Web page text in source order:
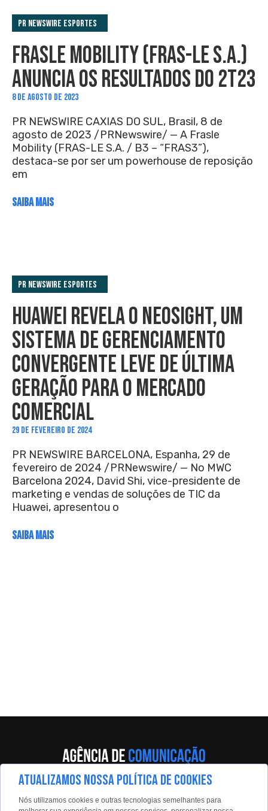
PR Newswire Esportes
FRASLE MOBILITY (FRAS-LE S.A.)
ANUNCIA OS RESULTADOS DO 2T23
8 DE AGOSTO DE 2023
PR NEWSWIRE CAXIAS DO SUL, Brasil, 8 de
agosto de 2023 /PRNewswire/ — A Frasle
Mobility (FRAS-LE S.A. / B3 – “FRAS3”),
destaca-se por ser um powerhouse de reposição
em
SAIBA MAIS
PR Newswire Esportes
HUAWEI REVELA O NEOSIGHT, UM
SISTEMA DE GERENCIAMENTO
CONVERGENTE LEVE DE ÚLTIMA
GERAÇÃO PARA O MERCADO
COMERCIAL
29 DE FEVEREIRO DE 2024
PR NEWSWIRE BARCELONA, Espanha, 29 de
fevereiro de 2024 /PRNewswire/ — No MWC
Barcelona 2024, David Shi, vice-presidente de
marketing e vendas de soluções de TIC da
Huawei, apresentou o
SAIBA MAIS
Av. Eng. Caetano Álvares, 55 - 5º andar
Limão, São Paulo, 02598-900
ATUALIZAMOS NOSSA POLÍTICA DE COOKIES
Nós utilizamos cookies e outras tecnologias semelhantes para